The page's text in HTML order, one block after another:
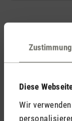
Zustimmung
Diese
Wir Deine